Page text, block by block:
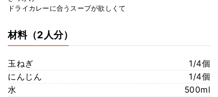
ドライカレーに合うスープが欲しくて
材料（2人分）
玉ねぎ
1/4個
にんじん
1/4個
水
500ml